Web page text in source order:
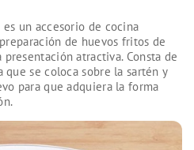
un accesorio de cocina
de huevos fritos de
atractiva. Consta de
se coloca sobre la sartén y
para que adquiera la forma